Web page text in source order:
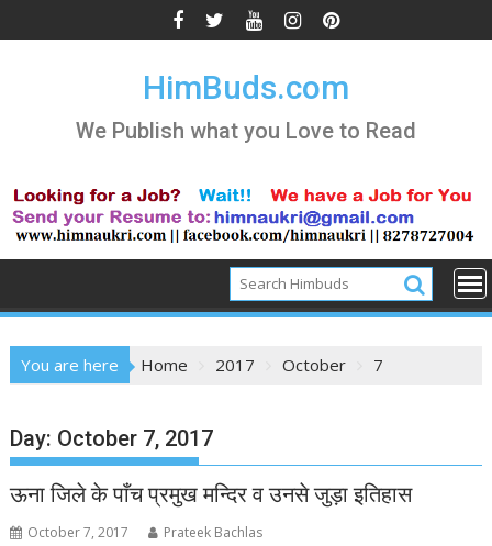
to
HimBuds.com
We Publish what you Love to Read
You are here Home 2017 October 7
Day: October 7, 2017
ऊना जिले के पाँच प्रमुख मन्दिर व उनसे जुड़ा इतिहास
October 7, 2017 Prateek Bachlas